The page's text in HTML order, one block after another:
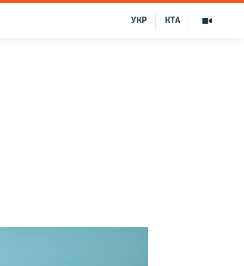
КТА
УКР